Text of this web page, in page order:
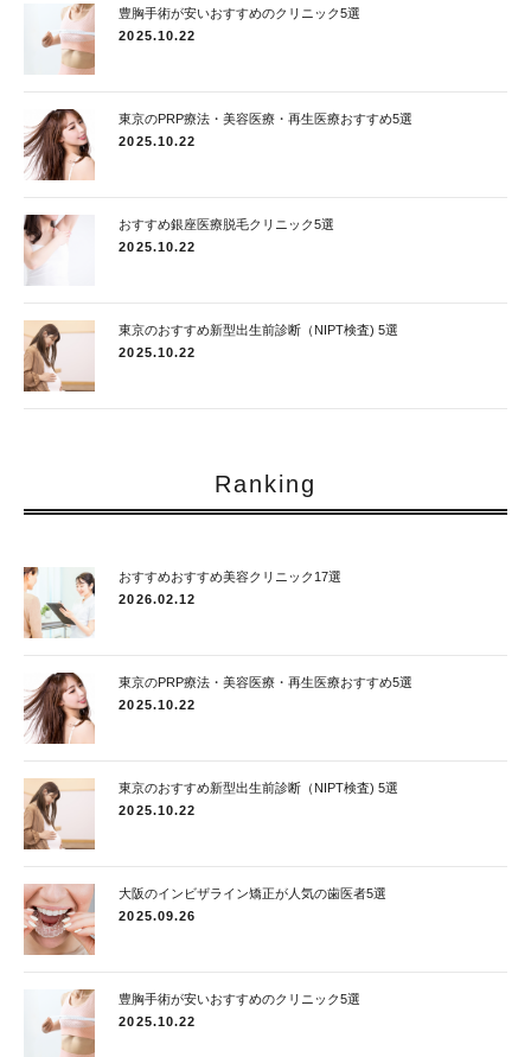
豊胸手術が安いおすすめのクリニック5選
2025.10.22
東京のPRP療法・美容医療・再生医療おすすめ5選
2025.10.22
おすすめ銀座医療脱毛クリニック5選
2025.10.22
東京のおすすめ新型出生前診断（NIPT検査) 5選
2025.10.22
Ranking
おすすめおすすめ美容クリニック17選
2026.02.12
東京のPRP療法・美容医療・再生医療おすすめ5選
2025.10.22
東京のおすすめ新型出生前診断（NIPT検査) 5選
2025.10.22
大阪のインビザライン矯正が人気の歯医者5選
2025.09.26
豊胸手術が安いおすすめのクリニック5選
2025.10.22